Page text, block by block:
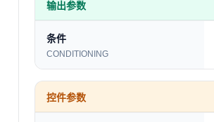
输出参数
条件
CONDITIONING
控件参数